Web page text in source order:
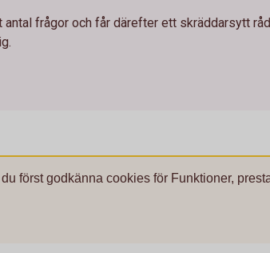
frågor och får därefter ett skräddarsytt råd
först godkänna cookies för Funktioner,